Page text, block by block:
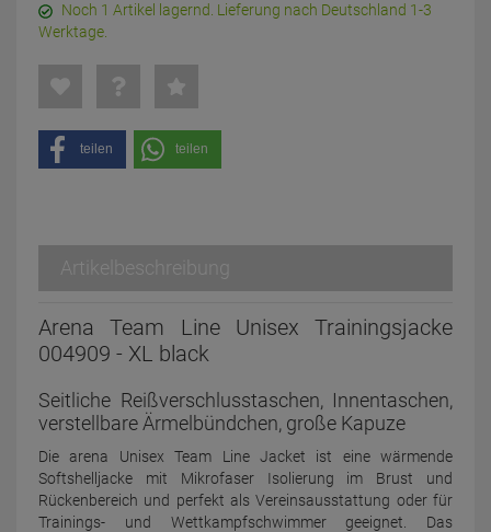
Noch 1 Artikel lagernd. Lieferung nach Deutschland 1-3
Werktage.
teilen teilen
Artikelbeschreibung
Arena Team Line Unisex Trainingsjacke
004909 - XL black
Seitliche Reißverschlusstaschen, Innentaschen,
verstellbare Ärmelbündchen, große Kapuze
Die arena Unisex Team Line Jacket ist eine wärmende
Softshelljacke mit Mikrofaser Isolierung im Brust und
Rückenbereich und perfekt als Vereinsausstattung oder für
Trainings- und Wettkampfschwimmer geeignet. Das